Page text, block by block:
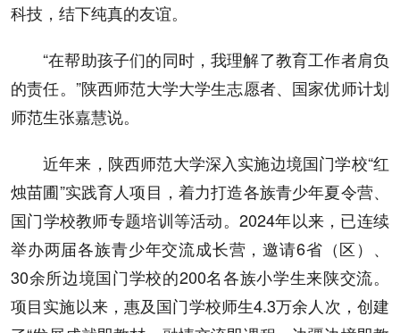
科技，结下纯真的友谊。
“在帮助孩子们的同时，我理解了教育工作者肩负
的责任。”陕西师范大学大学生志愿者、国家优师计划
师范生张嘉慧说。
近年来，陕西师范大学深入实施边境国门学校“红
烛苗圃”实践育人项目，着力打造各族青少年夏令营、
国门学校教师专题培训等活动。2024年以来，已连续
举办两届各族青少年交流成长营，邀请6省（区）、
30余所边境国门学校的200名各族小学生来陕交流。
项目实施以来，惠及国门学校师生4.3万余人次，创建